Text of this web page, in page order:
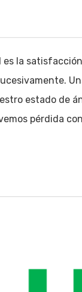
es la
estado de
pérdida